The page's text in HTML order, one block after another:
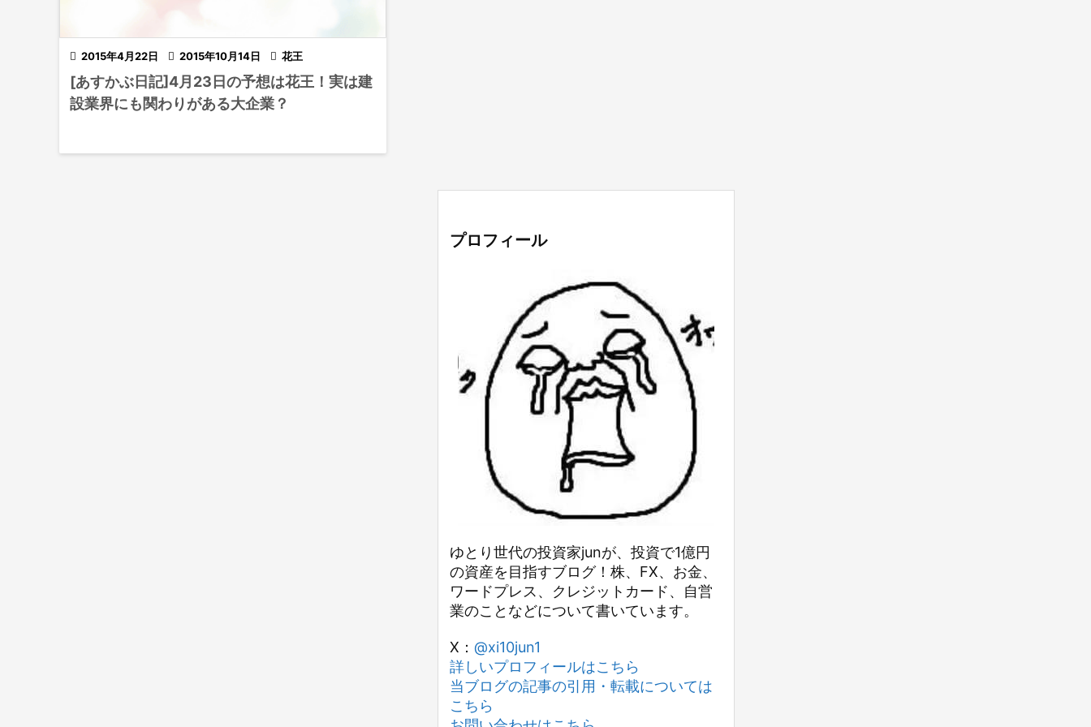
 2015年4月22日  2015年10月14日  花王
[あすかぶ日記]4月23日の予想は花王！実は建
設業界にも関わりがある大企業？
プロフィール
ゆとり世代の投資家junが、投資で1億円
の資産を目指すブログ！株、FX、お金、
ワードプレス、クレジットカード、自営
業のことなどについて書いています。
X： @xi10jun1
詳しいプロフィールはこちら
当ブログの記事の引用・転載については
こちら